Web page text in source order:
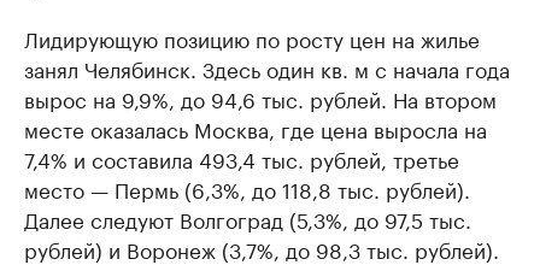
Лидирующую позицию по росту цен на жилье
занял Челябинск. Здесь один кв. м с начала года
вырос на 9,9%, до 94,6 тыс. рублей. На втором
месте оказалась Москва, где цена выросла на
7,4% и составила 493,4 тыс. рублей, третье
место — Пермь (6,3%, до 118,8 тыс. рублей).
Далее следуют Волгоград (5,3%, до 97,5 тыс.
рублей) и Воронеж (3,7%, до 98,3 тыс. рублей).